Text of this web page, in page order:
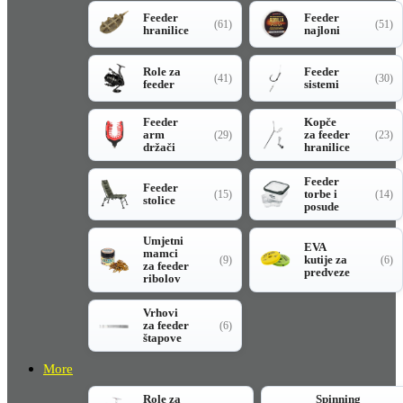
Feeder
hranilice
(61)
Feeder
najloni
(51)
Role za
feeder
(41)
Feeder
sistemi
(30)
Feeder
arm
držači
(29)
Kopče
za feeder
hranilice
(23)
Feeder
stolice
(15)
Feeder
torbe i
posude
(14)
Umjetni
mamci
za feeder
ribolov
(9)
EVA
kutije za
predveze
(6)
Vrhovi
za feeder
štapove
(6)
More
Role za
Spinning